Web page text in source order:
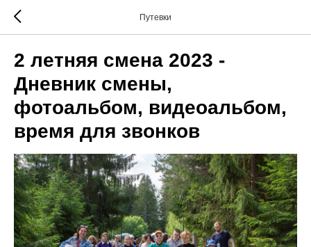
Путевки
2 летняя смена 2023 -
Дневник смены,
фотоальбом, видеоальбом,
время для звонков